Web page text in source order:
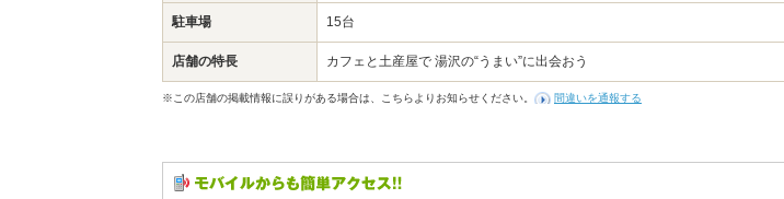
駐車場 15台
店舗の特長 カフェと土産屋で 湯沢の“うまい”に出会おう
※この店舗の掲載情報に誤りがある場合は、こちらよりお知らせください。 間違いを通報する